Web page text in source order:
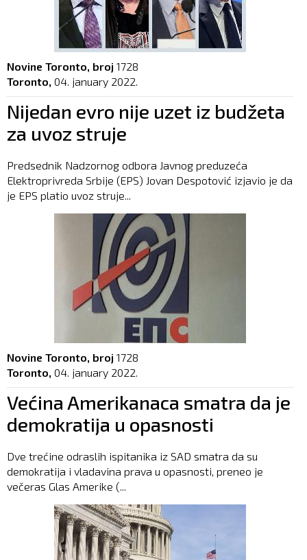
Novine Toronto, broj 1728
Toronto, 04. january 2022.
Nijedan evro nije uzet iz budžeta
za uvoz struje
Predsednik Nadzornog odbora Javnog preduzeća
Elektroprivreda Srbije (EPS) Jovan Despotović izjavio je da
je EPS platio uvoz struje...
Novine Toronto, broj 1728
Toronto, 04. january 2022.
Većina Amerikanaca smatra da je
demokratija u opasnosti
Dve trećine odraslih ispitanika iz SAD smatra da su
demokratija i vladavina prava u opasnosti, preneo je
večeras Glas Amerike (...